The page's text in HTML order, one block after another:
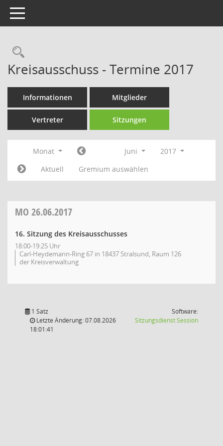
Toggle navigation
Rechercheauswahl
Kreisausschuss - Termine 2017
Informationen Mitglieder
Vertreter Sitzungen
Monat Juni
2017
Aktuell
Gremium auswählen
MO 26.06.2017
16. Sitzung des Kreisausschusses
18:00-19:25 Uhr
Carl-Heydemann-Ring 67 in 18437 Stralsund, Raum 126
der Kreisverwaltung
1 Satz
Letzte Änderung: 07.08.2026
18:01:41
Software:
SitzungsdienstSession(Wird in